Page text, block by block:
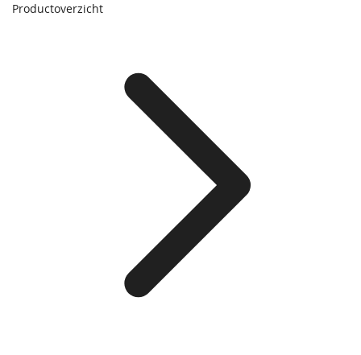
Productoverzicht